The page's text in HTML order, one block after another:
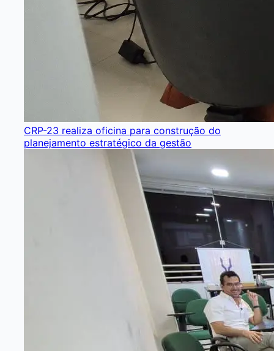
CRP-23 realiza oficina para construção do
planejamento estratégico da gestão